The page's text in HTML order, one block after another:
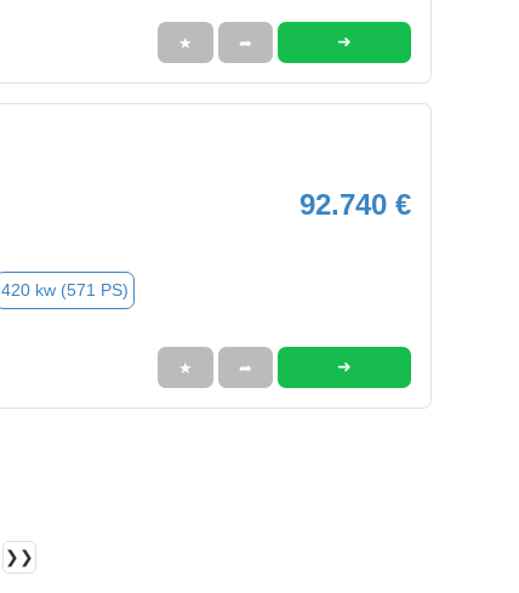
★ ➦ ➜
92.740 €
420 kw (571 PS)
★ ➦ ➜
❯❯